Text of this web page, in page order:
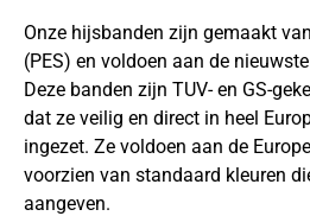
Onze hijsbanden zijn gemaakt
(PES) en voldoen aan de
Deze banden zijn TUV- en GS-
dat ze veilig en direct in heel
ingezet. Ze voldoen aan de
voorzien van standaard kleuren
aangeven.